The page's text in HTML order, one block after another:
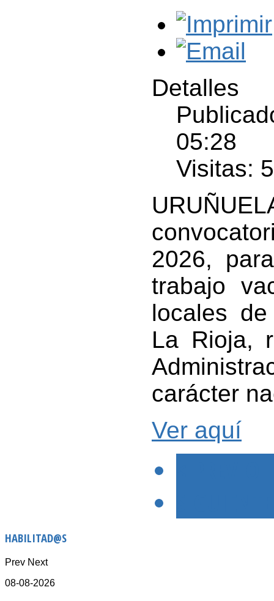
Detalles
05:28
Visitas:
2026,
trabajo
locales
La Rioja,
carácter
Ver aquí
HABILITAD@S
Prev Next
08-08-2026